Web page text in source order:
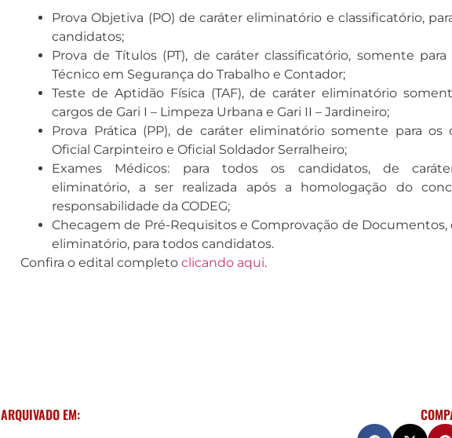
Prova Objetiva (PO) de caráter eliminatório e classificatório,
candidatos;
Prova de Títulos (PT), de caráter classificatório, somente para
Técnico em Segurança do Trabalho e Contador;
Teste de Aptidão Física (TAF), de caráter eliminatório
cargos de Gari I – Limpeza Urbana e Gari II – Jardineiro;
Prova Prática (PP), de caráter eliminatório somente para os
Oficial Carpinteiro e Oficial Soldador Serralheiro;
Exames Médicos: para todos os candidatos, de
eliminatório, a ser realizada após a homologação do
responsabilidade da CODEG;
Checagem de Pré-Requisitos e Comprovação de Documentos,
eliminatório, para todos candidatos.
Confira o edital completoclicando aqui.
ARQUIVADO EM: